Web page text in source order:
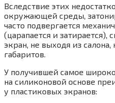
Вследствие этих
окружающей среды,
часто подвергается
(царапается и затирается),
экран, не выходя из салона,
габаритов.
У получившей самое
на силиконовой основе
у пластиковых экранов: